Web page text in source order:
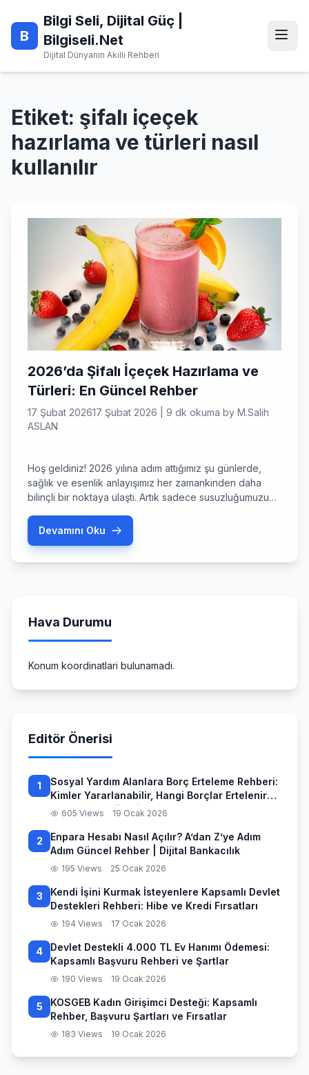
content
B
Bilgi Seli, Dijital Güç |
Bilgiseli.Net
Dijital Dünyanın Akıllı Rehberi
Etiket: şifalı içeçek
hazırlama ve türleri nasıl
kullanılır
2026’da Şifalı İçeçek Hazırlama ve
Türleri: En Güncel Rehber
17 Şubat 202617 Şubat 2026 9 dk okuma by M.Salih
ASLAN
Hoş geldiniz! 2026 yılına adım attığımız şu günlerde,
sağlık ve esenlik anlayışımız her zamankinden daha
bilinçli bir noktaya ulaştı. Artık sadece susuzluğumuzu
desteklemek için de bir şeyler içiyoruz. Şifalı içeçek
hazırlama ve türleri konusu, bu yılın en çok merak
Devamını Oku
Hava Durumu
Konum koordinatlari bulunamadi.
Editör Önerisi
1
Sosyal Yardım Alanlara Borç Erteleme Rehberi:
Kimler Yararlanabilir, Hangi Borçlar Ertelenir
ve Başvuru Süreci
605 Views 19 Ocak 2026
2
Enpara Hesabı Nasıl Açılır? A’dan Z’ye Adım
Adım Güncel Rehber | Dijital Bankacılık
195 Views 25 Ocak 2026
3
Kendi İşini Kurmak İsteyenlere Kapsamlı Devlet
Destekleri Rehberi: Hibe ve Kredi Fırsatları
194 Views 17 Ocak 2026
4
Devlet Destekli 4.000 TL Ev Hanımı Ödemesi:
Kapsamlı Başvuru Rehberi ve Şartlar
190 Views 19 Ocak 2026
5
KOSGEB Kadın Girişimci Desteği: Kapsamlı
Rehber, Başvuru Şartları ve Fırsatlar
183 Views 19 Ocak 2026